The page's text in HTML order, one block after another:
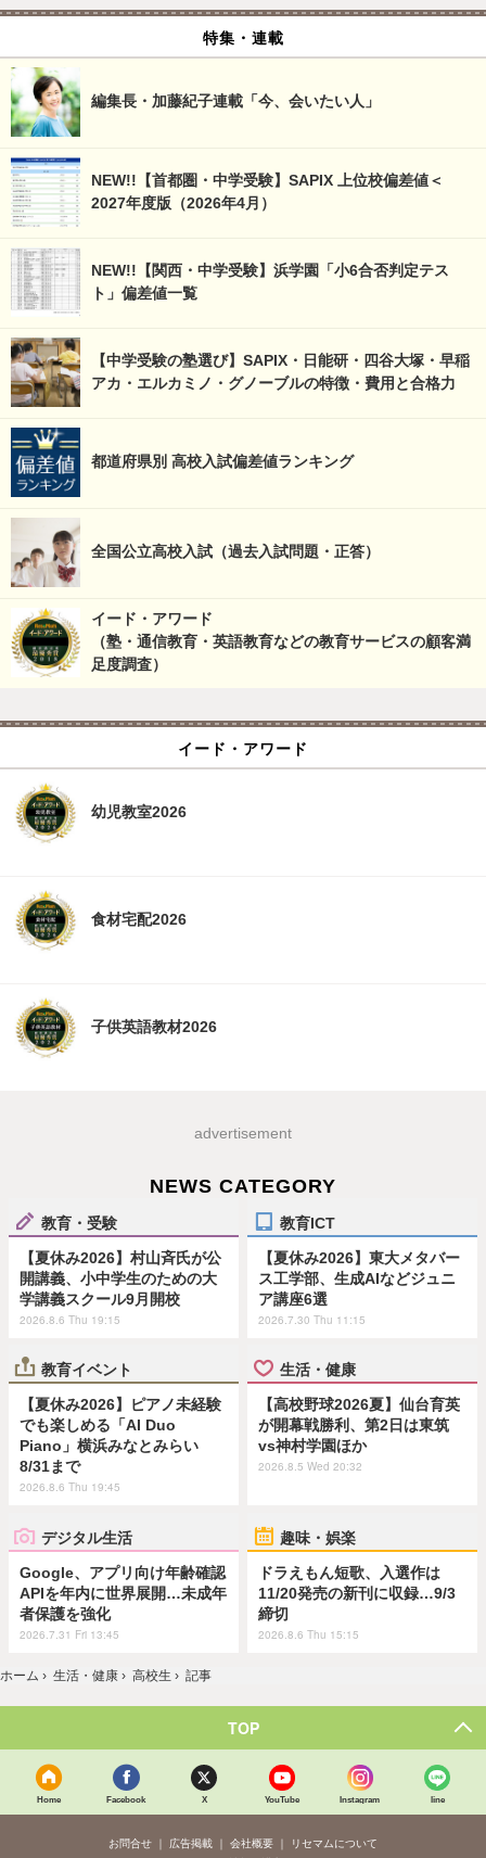
特集・連載
編集長・加藤紀子連載「今、会いたい人」
NEW!!【首都圏・中学受験】SAPIX 上位校偏差値＜
2027年度版（2026年4月）
NEW!!【関西・中学受験】浜学園「小6合否判定テス
ト」偏差値一覧
【中学受験の塾選び】SAPIX・日能研・四谷大塚・早稲
アカ・エルカミノ・グノーブルの特徴・費用と合格力
都道府県別 高校入試偏差値ランキング
全国公立高校入試（過去入試問題・正答）
イード・アワード
（塾・通信教育・英語教育などの教育サービスの顧客満
足度調査）
イード・アワード
幼児教室2026
食材宅配2026
子供英語教材2026
advertisement
NEWS CATEGORY
教育・受験
【夏休み2026】村山斉氏が公
開講義、小中学生のための大
学講義スクール9月開校
2026.8.6 Thu 19:15
教育ICT
【夏休み2026】東大メタバー
ス工学部、生成AIなどジュニ
ア講座6選
2026.7.30 Thu 11:15
教育イベント
【夏休み2026】ピアノ未経験
でも楽しめる「AI Duo
Piano」横浜みなとみらい
8/31まで
2026.8.6 Thu 19:45
生活・健康
【高校野球2026夏】仙台育英
が開幕戦勝利、第2日は東筑
vs神村学園ほか
2026.8.5 Wed 20:32
デジタル生活
Google、アプリ向け年齢確認
APIを年内に世界展開…未成年
者保護を強化
2026.7.31 Fri 13:45
趣味・娯楽
ドラえもん短歌、入選作は
11/20発売の新刊に収録…9/3
締切
2026.8.6 Thu 15:15
ホーム › 生活・健康 › 高校生 › 記事
TOP
Home Facebook X YouTube Instagram line
お問合せ 広告掲載 会社概要
リセマムについて